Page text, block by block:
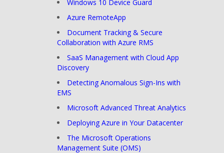
Windows 10 Device Guard
Azure RemoteApp
Document Tracking & Secure
Collaboration with Azure RMS
SaaS Management with Cloud App
Discovery
Detecting Anomalous Sign-Ins with
EMS
Microsoft Advanced Threat Analytics
Deploying Azure in Your Datacenter
The Microsoft Operations
Management Suite (OMS)